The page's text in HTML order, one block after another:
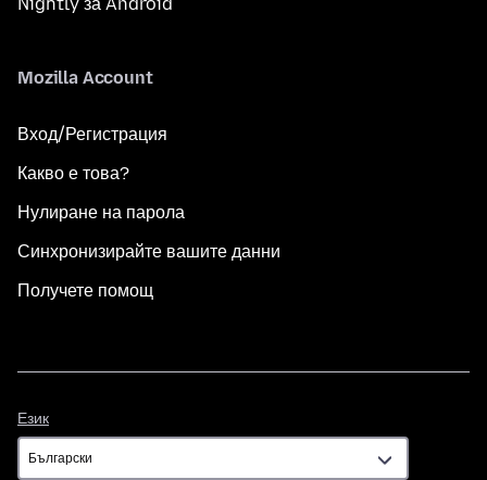
Mozilla Account
Вход/Регистрация
Какво е това?
Нулиране на парола
Синхронизирайте вашите данни
Получете помощ
Език